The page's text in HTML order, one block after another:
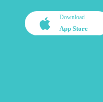
Download
App Store